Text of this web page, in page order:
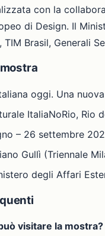
con la
di Design. Il
TIM Brasil, Generali
oggi. Una
ItaliaNoRio, Rio
– 26 settembre
Gullì (Triennale
degli Affari
visitare la mostra?